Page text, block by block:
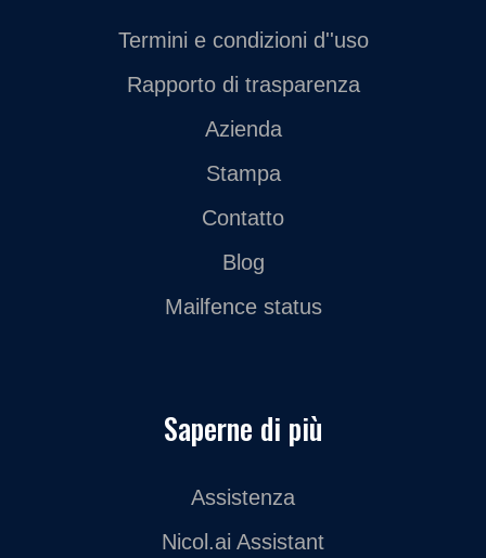
Termini e condizioni d''uso
Rapporto di trasparenza
Azienda
Stampa
Contatto
Blog
Mailfence status
Saperne di più
Assistenza
Nicol.ai Assistant